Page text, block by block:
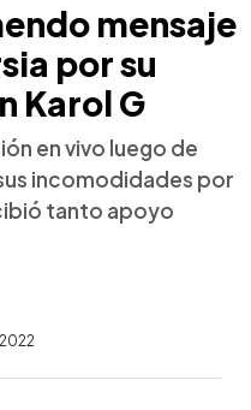
mensaje
por su
Karol G
en vivo luego de
incomodidades por
tanto apoyo